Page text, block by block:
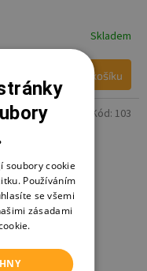
Skladem
Do košíku
Kód: 103
soubory cookie
Používáním
se všemi
zásadami